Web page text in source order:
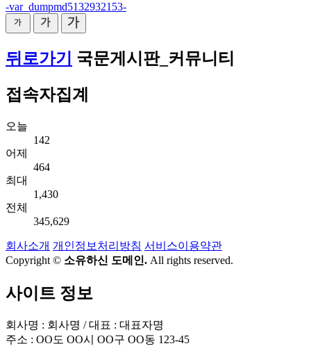
-var_dumpmd5132932153-
뒤로가기
국문게시판_커뮤니티
접속자집계
오늘
142
어제
464
최대
1,430
전체
345,629
회사소개 개인정보처리방침 서비스이용약관
Copyright © 소유하신 도메인. All rights reserved.
사이트 정보
회사명 : 회사명 / 대표 : 대표자명
주소 : OO도 OO시 OO구 OO동 123-45